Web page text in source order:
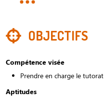
OBJECTIFS
Compétence visée
Prendre en charge le tutorat
Aptitudes